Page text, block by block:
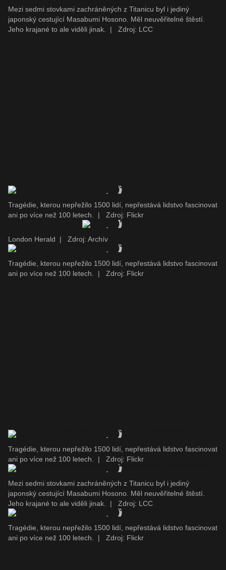
Mezi sedmi stovkami zachráněných z Titanicu byl i jediný
japonský cestující Masabumi Hosono. Měl neuvěřitelné štěstí.
Jeho krajané to ale viděli jinak.
| Zdroj: LCC
Tragédie, kterou nepřežilo 1500 lidí, nepřestává lidstvo fascinovat
ani po více než 100 letech.
| Zdroj: Flickr
London Herald | Zdroj: Archív
Tragédie, kterou nepřežilo 1500 lidí, nepřestává lidstvo fascinovat
ani po více než 100 letech.
| Zdroj: Flickr
Tragédie, kterou nepřežilo 1500 lidí, nepřestává lidstvo fascinovat
ani po více než 100 letech.
| Zdroj: Flickr
Mezi sedmi stovkami zachráněných z Titanicu byl i jediný
japonský cestující Masabumi Hosono. Měl neuvěřitelné štěstí.
Jeho krajané to ale viděli jinak.
| Zdroj: LCC
Tragédie, kterou nepřežilo 1500 lidí, nepřestává lidstvo fascinovat
ani po více než 100 letech.
| Zdroj: Flickr